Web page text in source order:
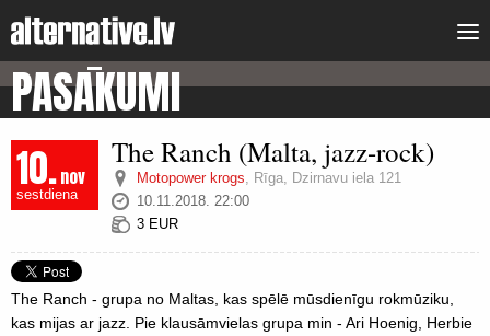
PASĀKUMI
10.nov
sestdiena
The Ranch (Malta, jazz-rock)
Motopower krogs, Rīga, Dzirnavu iela 121
10.11.2018. 22:00
3 EUR
The Ranch - grupa no Maltas, kas spēlē mūsdienīgu rokmūziku,
kas mijas ar jazz. Pie klausāmvielas grupa min - Ari Hoenig, Herbie